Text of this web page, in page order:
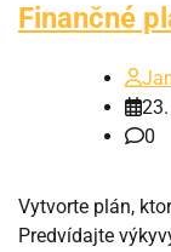
Finančné
0
Vytvorte plán,
Predvídajte